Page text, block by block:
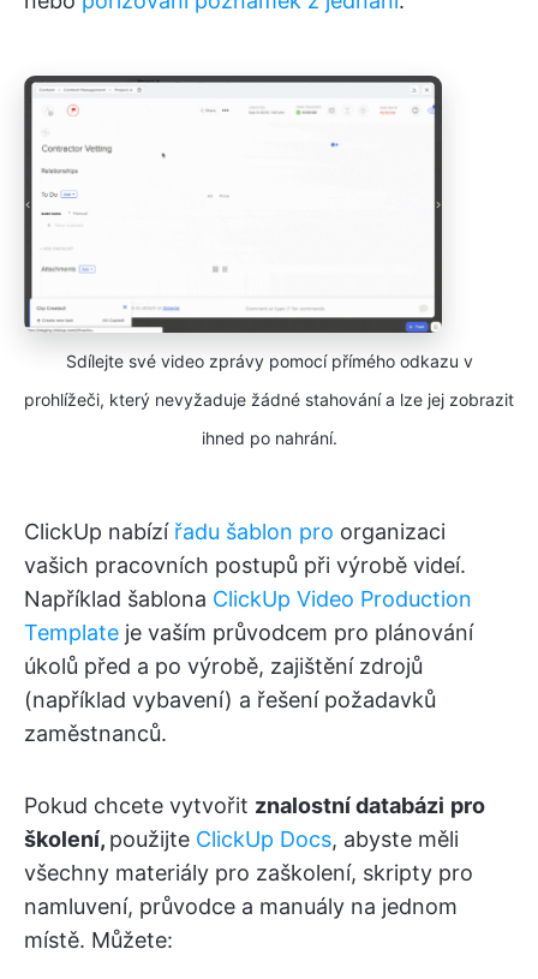
Sdílejte své video zprávy pomocí přímého odkazu v
prohlížeči, který nevyžaduje žádné stahování a lze jej zobrazit
ihned po nahrání.
ClickUp nabízí řadu šablon pro organizaci
vašich pracovních postupů při výrobě videí.
Například šablona ClickUp Video Production
Template je vaším průvodcem pro plánování
úkolů před a po výrobě, zajištění zdrojů
(například vybavení) a řešení požadavků
zaměstnanců.
Pokud chcete vytvořit znalostní databázi pro
školení, použijte ClickUp Docs, abyste měli
všechny materiály pro zaškolení, skripty pro
namluvení, průvodce a manuály na jednom
místě. Můžete: